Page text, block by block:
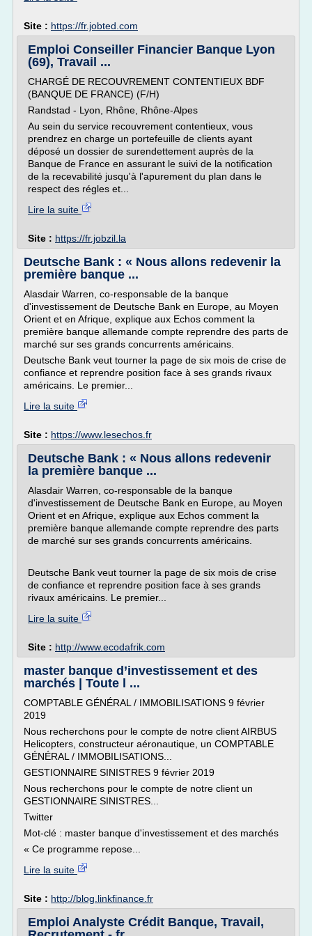
Site : https://fr.jobted.com
Emploi Conseiller Financier Banque Lyon
(69), Travail ...
CHARGÉ DE RECOUVREMENT CONTENTIEUX BDF
(BANQUE DE FRANCE) (F/H)
Randstad - Lyon, Rhône, Rhône-Alpes
Au sein du service recouvrement contentieux, vous
prendrez en charge un portefeuille de clients ayant
déposé un dossier de surendettement auprès de la
Banque de France en assurant le suivi de la notification
de la recevabilité jusqu'à l'apurement du plan dans le
respect des régles et...
Lire la suite
Site : https://fr.jobzil.la
Deutsche Bank : « Nous allons redevenir la
première banque ...
Alasdair Warren, co-responsable de la banque
d'investissement de Deutsche Bank en Europe, au Moyen
Orient et en Afrique, explique aux Echos comment la
première banque allemande compte reprendre des parts de
marché sur ses grands concurrents américains.
Deutsche Bank veut tourner la page de six mois de crise de
confiance et reprendre position face à ses grands rivaux
américains. Le premier...
Lire la suite
Site : https://www.lesechos.fr
Deutsche Bank : « Nous allons redevenir
la première banque ...
Alasdair Warren, co-responsable de la banque
d'investissement de Deutsche Bank en Europe, au Moyen
Orient et en Afrique, explique aux Echos comment la
première banque allemande compte reprendre des parts
de marché sur ses grands concurrents américains.
Deutsche Bank veut tourner la page de six mois de crise
de confiance et reprendre position face à ses grands
rivaux américains. Le premier...
Lire la suite
Site : http://www.ecodafrik.com
master banque d’investissement et des
marchés | Toute l ...
COMPTABLE GÉNÉRAL / IMMOBILISATIONS 9 février
2019
Nous recherchons pour le compte de notre client AIRBUS
Helicopters, constructeur aéronautique, un COMPTABLE
GÉNÉRAL / IMMOBILISATIONS...
GESTIONNAIRE SINISTRES 9 février 2019
Nous recherchons pour le compte de notre client un
GESTIONNAIRE SINISTRES...
Twitter
Mot-clé : master banque d'investissement et des marchés
« Ce programme repose...
Lire la suite
Site : http://blog.linkfinance.fr
Emploi Analyste Crédit Banque, Travail,